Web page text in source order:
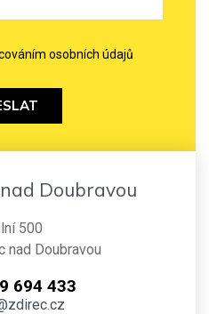
osobních údajů
Doubravou
500
nad Doubravou
694 433